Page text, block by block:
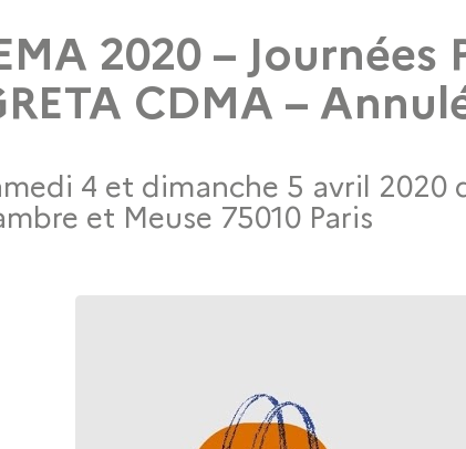
2020 –
CDMA –
4 et dimanche 5 avril 2020
et Meuse 75010 Paris